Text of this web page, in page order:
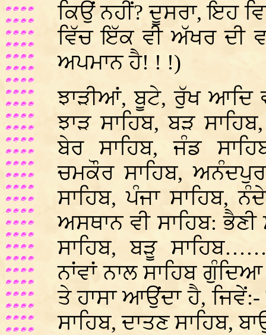
ਕਿਉਂ ਨਹੀਂ? ਦੂਸਰਾ, ਇਹ
ਵਿੱਚ ਇੱਕ ਵੀ ਅੱਖਰ ਦੀ
ਅਪਮਾਨ ਹੈ! ! !)
ਝਾੜੀਆਂ, ਬੂਟੇ, ਰੁੱਖ ਆਦਿ
ਝਾੜ ਸਾਹਿਬ, ਬੜ
ਬੇਰ ਸਾਹਿਬ, ਜੰਡ
ਚਮਕੌਰ ਸਾਹਿਬ, ਅਨੰਦਪੁਰ
ਸਾਹਿਬ, ਪੰਜਾ ਸਾਹਿਬ,
ਅਸਥਾਨ ਵੀ ਸਾਹਿਬ: ਭੈਣੀ
ਸਾਹਿਬ, ਬੜੂ
ਨਾਂਵਾਂ ਨਾਲ ਸਾਹਿਬ
ਤੇ ਹਾਸਾ ਆਉਂਦਾ ਹੈ, ਜਿਵੇਂ:-
ਸਾਹਿਬ, ਦਾਤਣ ਸਾਹਿਬ,